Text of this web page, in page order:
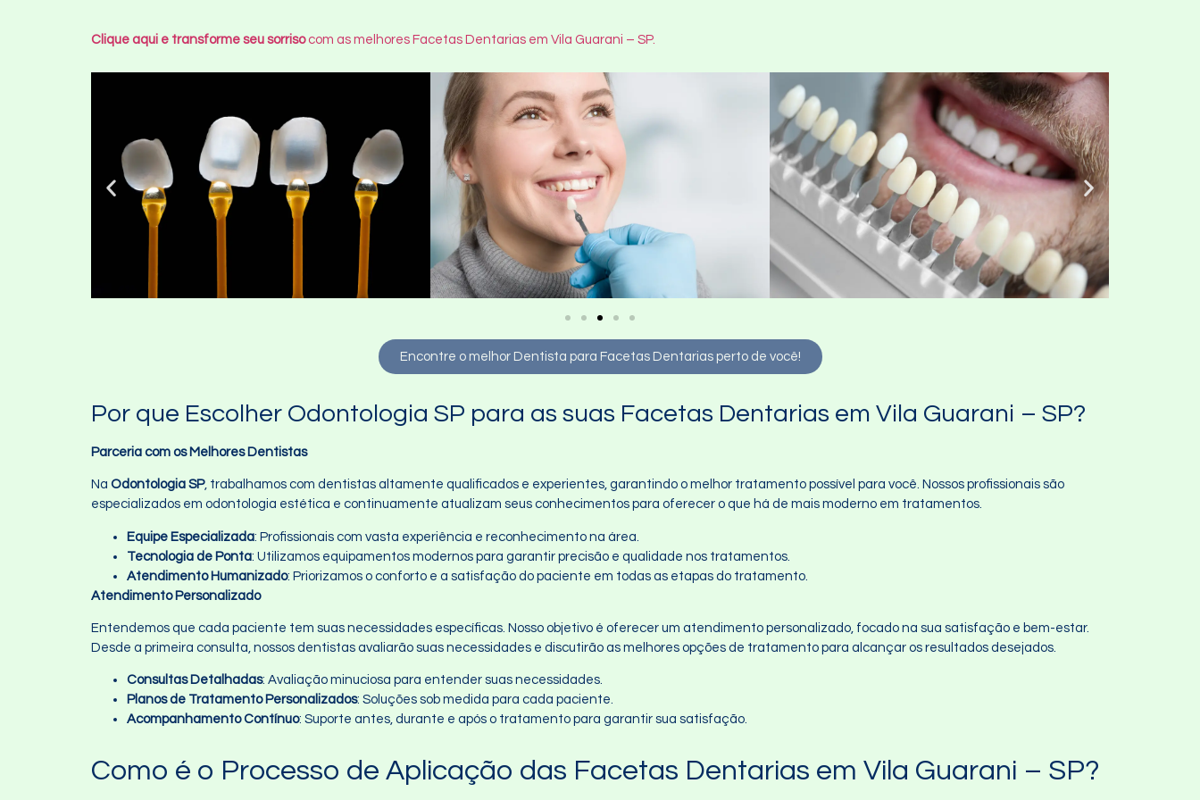
Clique aqui e transforme seu sorrisocom as melhores Facetas Dentarias em Vila Guarani – SP.
Encontre o melhor Dentista para Facetas Dentarias perto de você!
Por que Escolher Odontologia SP para as suas Facetas Dentarias em Vila Guarani – SP?
Parceria com os Melhores Dentistas
Na Odontologia SP, trabalhamos com dentistas altamente qualificados e experientes, garantindo o melhor tratamento possível para você. Nossos profissionais são
especializados em odontologia estética e continuamente atualizam seus conhecimentos para oferecer o que há de mais moderno em tratamentos.
Equipe Especializada: Profissionais com vasta experiência e reconhecimento na área.
Tecnologia de Ponta: Utilizamos equipamentos modernos para garantir precisão e qualidade nos tratamentos.
Atendimento Humanizado: Priorizamos o conforto e a satisfação do paciente em todas as etapas do tratamento.
Atendimento Personalizado
Entendemos que cada paciente tem suas necessidades específicas. Nosso objetivo é oferecer um atendimento personalizado, focado na sua satisfação e bem-estar.
Desde a primeira consulta, nossos dentistas avaliarão suas necessidades e discutirão as melhores opções de tratamento para alcançar os resultados desejados.
Consultas Detalhadas: Avaliação minuciosa para entender suas necessidades.
Planos de Tratamento Personalizados: Soluções sob medida para cada paciente.
Acompanhamento Contínuo: Suporte antes, durante e após o tratamento para garantir sua satisfação.
Como é o Processo de Aplicação das Facetas Dentarias em Vila Guarani – SP?